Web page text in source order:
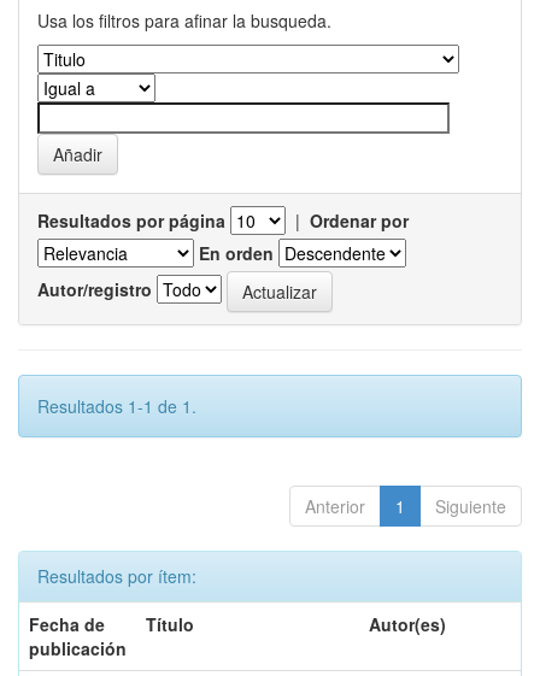
Usa los filtros para afinar la busqueda.
Resultados por página | Ordenar por
En orden
Autor/registro
Resultados 1-1 de 1.
Anterior 1 Siguiente
Resultados por ítem:
Fecha de
publicación
Título Autor(es)